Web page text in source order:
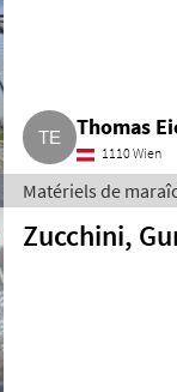
1110 Wien
Matériels de
Zucchini,